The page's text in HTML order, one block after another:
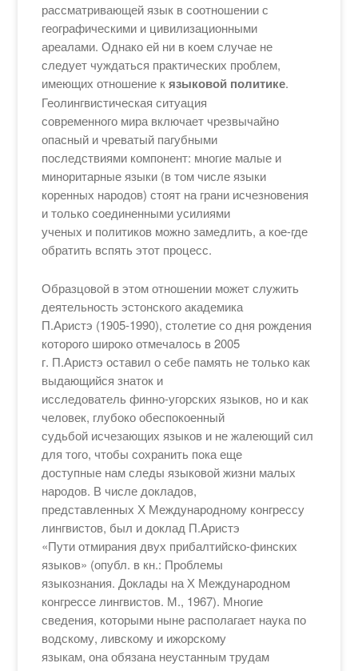
рассматривающей язык в соотношении с
географическими и цивилизационными
ареалами. Однако ей ни в коем случае не
следует чуждаться практических проблем,
имеющих отношение кязыковой политике.
Геолингвистическая ситуация
современного мира включает чрезвычайно
опасный и чреватый пагубными
последствиями компонент: многие малые и
миноритарные языки (в том числе языки
коренных народов) стоят на грани исчезновения
и только соединенными усилиями
ученых и политиков можно замедлить, а кое-где
обратить вспять этот процесс.
Образцовой в этом отношении может служить
деятельность эстонского академика
П.Аристэ (1905-1990), столетие со дня рождения
которого широко отмечалось в 2005
г. П.Аристэ оставил о себе память не только как
выдающийся знаток и
исследователь финно-угорских языков, но и как
человек, глубоко обеспокоенный
судьбой исчезающих языков и не жалеющий сил
для того, чтобы сохранить пока еще
доступные нам следы языковой жизни малых
народов. В числе докладов,
представленных Х Международному конгрессу
лингвистов, был и доклад П.Аристэ
«Пути отмирания двух прибалтийско-финских
языков» (опубл. в кн.: Проблемы
языкознания. Доклады на Х Международном
конгрессе лингвистов. М., 1967). Многие
сведения, которыми ныне располагает наука по
водскому, ливскому и ижорскому
языкам, она обязана неустанным трудам